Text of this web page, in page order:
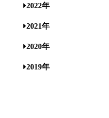
2022年
2021年
2020年
2019年